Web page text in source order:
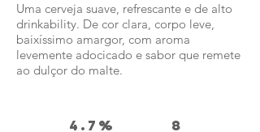
Uma cerveja suave, refrescante e de alto
drinkability. De cor clara, corpo leve,
baixíssimo amargor, com aroma
levemente adocicado e sabor que remete
ao dulçor do malte.
4.7% 8